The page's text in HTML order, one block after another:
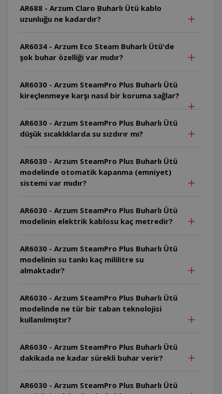
AR688 - Arzum Claro Buharlı Ütü kablo
uzunluğu ne kadardır?
AR6034 - Arzum Eco Steam Buharlı Ütü'de
şok buhar özelliği var mıdır?
AR6030 - Arzum SteamPro Plus Buharlı Ütü
kireçlenmeye karşı nasıl bir koruma sağlar?
AR6030 - Arzum SteamPro Plus Buharlı Ütü
düşük sıcaklıklarda su sızdırır mı?
AR6030 - Arzum SteamPro Plus Buharlı Ütü
modelinde otomatik kapanma (emniyet)
sistemi var mıdır?
AR6030 - Arzum SteamPro Plus Buharlı Ütü
modelinin elektrik kablosu kaç metredir?
AR6030 - Arzum SteamPro Plus Buharlı Ütü
modelinin su tankı kaç mililitre su
almaktadır?
AR6030 - Arzum SteamPro Plus Buharlı Ütü
modelinde ne tür bir taban teknolojisi
kullanılmıştır?
AR6030 - Arzum SteamPro Plus Buharlı Ütü
dakikada ne kadar sürekli buhar verir?
AR6030 - Arzum SteamPro Plus Buharlı Ütü